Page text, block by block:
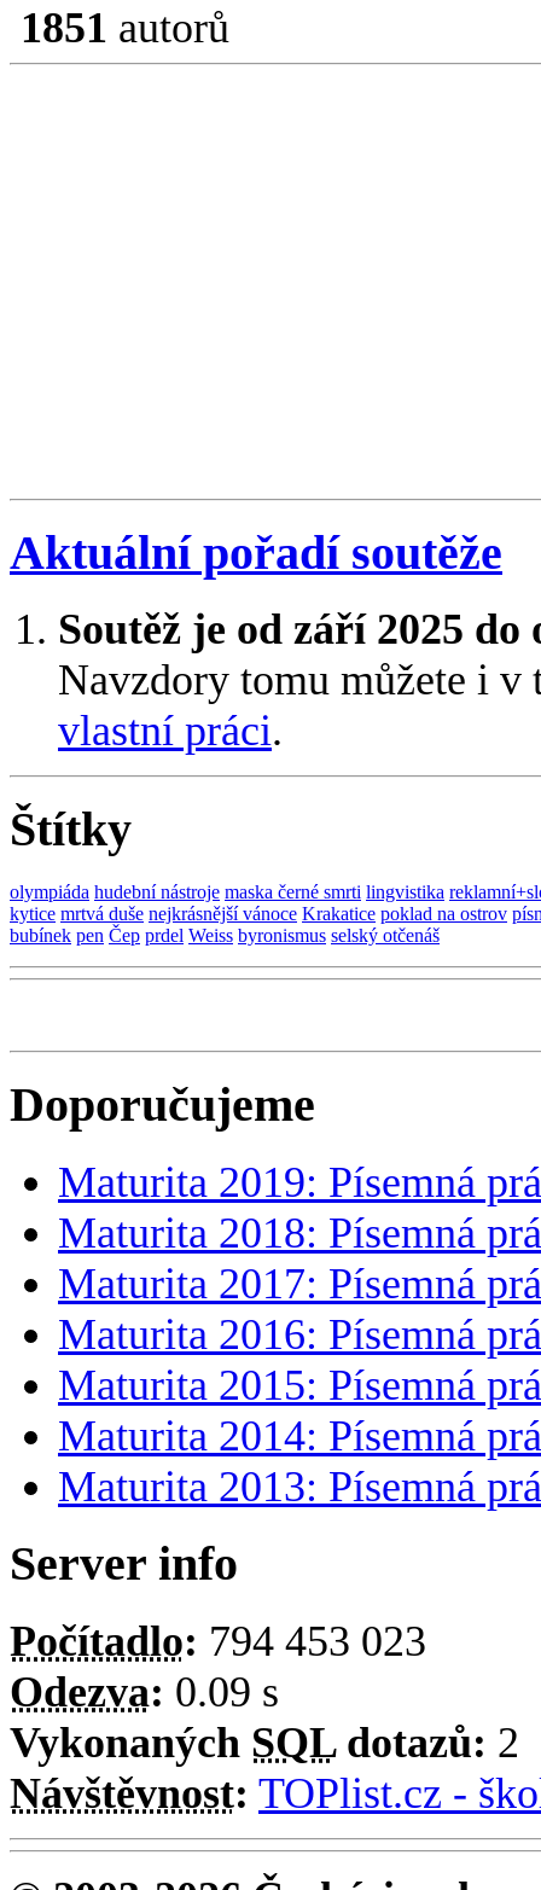
1851 autorů
Aktuální pořadí soutěže
Soutěž je od září 2025
Navzdory tomu můžete i v
vlastní práci.
Štítky
olympiáda hudební nástroje maska černé smrti lingvistika
kytice mrtvá duše nejkrásnější vánoce Krakatice poklad na ostrov
bubínek pen Čep prdel Weiss byronismus selský otčenáš
Doporučujeme
Maturita 2019: Písemná
Maturita 2018: Písemná
Maturita 2017: Písemná
Maturita 2016: Písemná
Maturita 2015: Písemná
Maturita 2014: Písemná
Maturita 2013: Písemná
Server info
Počítadlo: 794 453 023
Odezva: 0.09 s
Vykonaných SQLdotazů: 2
Návštěvnost: TOPlist.cz -